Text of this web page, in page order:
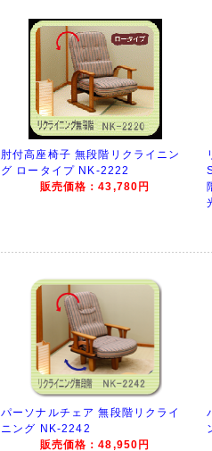
肘付高座椅子 無段階リクライニン
グ ロータイプ NK-2222
販売価格：43,780円
パーソナルチェア 無段階リクライ
ニング NK-2242
販売価格：48,950円